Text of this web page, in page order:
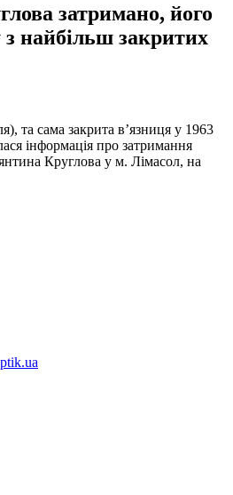
затримано, його
найбільш закритих
та сама закрита в’язниця у 1963
інформація про затримання
Круглова у м. Лімасол, на